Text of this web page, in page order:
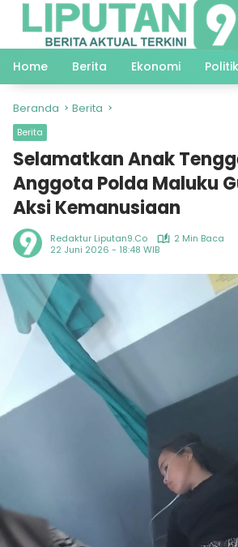
Langsung
Home
Berita Ekonomi Politik
Beranda Berita
Berita
Selamatkan Anak
Anggota Polda Maluku
Aksi Kemanusiaan
Redaktur Liputan9.co
2 Min Baca
22 Juni 2026 - 18:48 WIB